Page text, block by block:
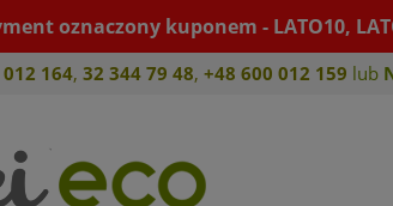
oznaczony kuponem - LATO10,
164, 32 344 79 48, +48 600 012 159 lub